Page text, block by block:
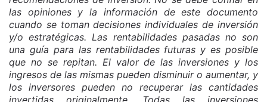
las opiniones y la información de este documento
cuando se toman decisiones individuales de inversión
y/o estratégicas. Las rentabilidades pasadas no son
una guía para las rentabilidades futuras y es posible
que no se repitan. El valor de las inversiones y los
ingresos de las mismas pueden disminuir o aumentar, y
los inversores pueden no recuperar las cantidades
invertidas originalmente. Todas las inversiones